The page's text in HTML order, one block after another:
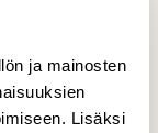
ja mainosten
Lisäksi